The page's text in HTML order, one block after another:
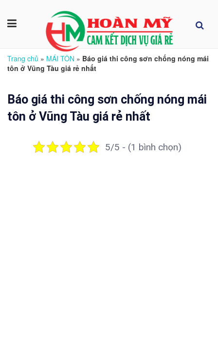
Trang chủ » MÁI TÔN » Báo giá thi công sơn chống nóng mái
tôn ở Vũng Tàu giá rẻ nhất
Báo giá thi công sơn chống nóng mái
tôn ở Vũng Tàu giá rẻ nhất
5/5 - (1 bình chọn)